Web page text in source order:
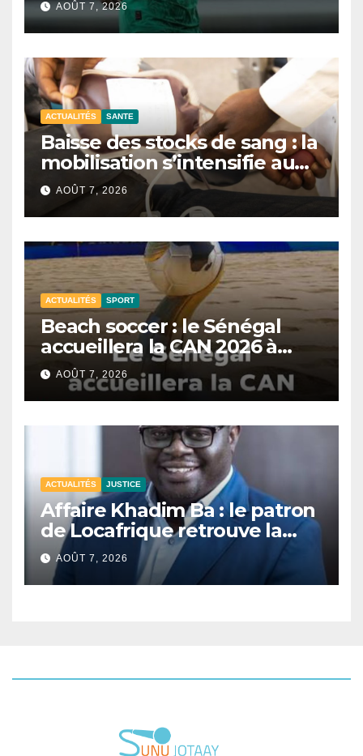
AOÛT 7, 2026
ACTUALITÉS SANTE
Baisse des stocks de sang : la
mobilisation s’intensifie au
CNTS de Dakar.
AOÛT 7, 2026
ACTUALITÉS SPORT
Beach soccer : le Sénégal
accueillera la CAN 2026 à
Dakar.
AOÛT 7, 2026
ACTUALITÉS JUSTICE
Affaire Khadim Ba : le patron
de Locafrique retrouve la
liberté.
AOÛT 7, 2026